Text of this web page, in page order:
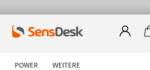
POWER WEITERE